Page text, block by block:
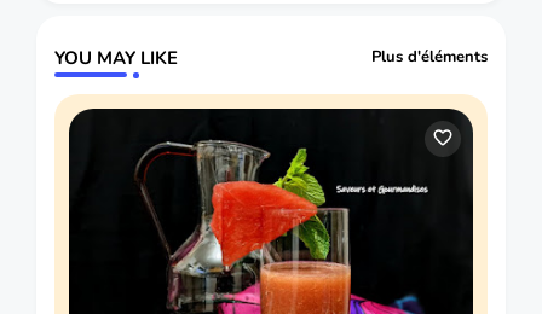
YOU MAY LIKE Plus d'éléments